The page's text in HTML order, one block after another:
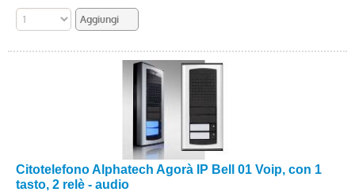
Citotelefono Alphatech Agorà IP Bell 01 Voip, con 1
tasto, 2 relè - audio